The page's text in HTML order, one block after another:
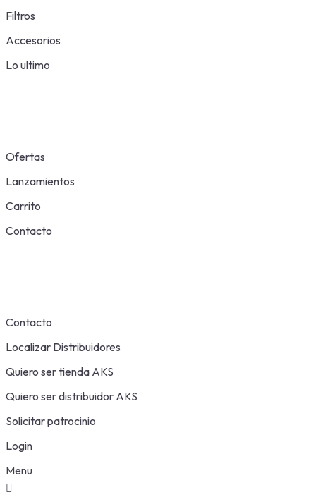
Filtros
Accesorios
Lo ultimo
Ofertas
Lanzamientos
Carrito
Contacto
Contacto
Localizar Distribuidores
Quiero ser tienda AKS
Quiero ser distribuidor AKS
Solicitar patrocinio
Login
Menu